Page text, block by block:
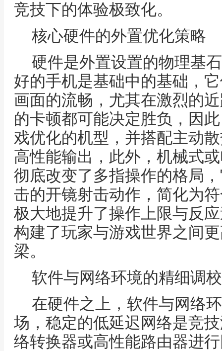
竞技下的体验极致化。
核心硬件的外置优化策略
硬件是外置设置的物理基
好的手机是基础中的基础，
画面的流畅，尤其在激烈的
的卡顿都可能决定胜负，因
戏优化的机型，并搭配主动
高性能输出，此外，机械式
彻底改变了多指操作的格局
击的开镜射击动作，简化为
极大地提升了操作上限与反
构建了玩家与游戏世界之间
梁。
软件与网络环境的精细调校
在硬件之上，软件与网络
场，稳定的低延迟网络是竞
络转换器或高性能路由器进